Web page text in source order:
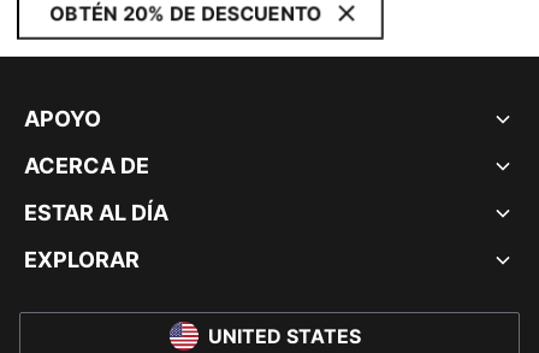
OBTÉN 20% DE DESCUENTO
APOYO
ACERCA DE
ESTAR AL DÍA
EXPLORAR
UNITED STATES